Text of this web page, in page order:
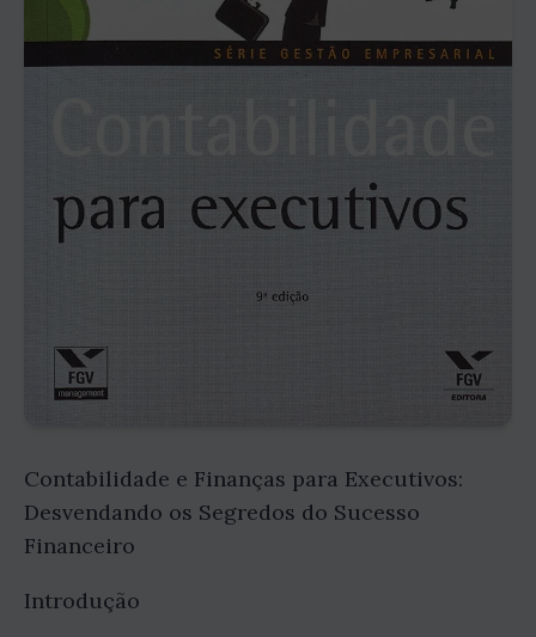
Contabilidade e Finanças para Executivos:
Desvendando os Segredos do Sucesso
Financeiro
Introdução